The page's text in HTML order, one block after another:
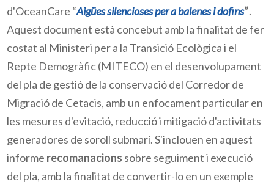
d'OceanCare “Aigües silencioses per a balenes i dofins”.
Aquest document està concebut amb la finalitat de fer
costat al Ministeri per a la Transició Ecològica i el
Repte Demogràfic (MITECO) en el desenvolupament
del pla de gestió de la conservació del Corredor de
Migració de Cetacis, amb un enfocament particular en
les mesures d'evitació, reducció i mitigació d'activitats
generadores de soroll submarí. S'inclouen en aquest
informe recomanacions sobre seguiment i execució
del pla, amb la finalitat de convertir-lo en un exemple